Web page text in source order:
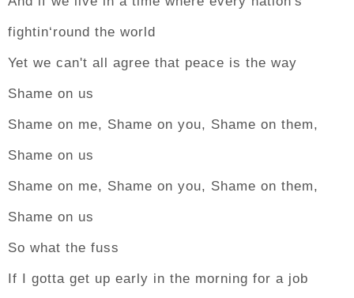
fightin‘round the world
Yet we can't all agree that peace is the way
Shame on us
Shame on me, Shame on you, Shame on them,
Shame on us
Shame on me, Shame on you, Shame on them,
Shame on us
So what the fuss
If I gotta get up early in the morning for a job